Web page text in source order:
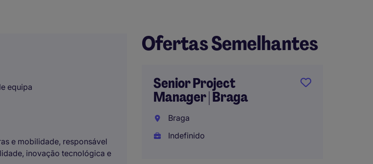
equipa
e mobilidade, responsável
inovação tecnológica e
Ofertas Semelhantes
Senior Project
Manager | Braga
Braga
Indefinido